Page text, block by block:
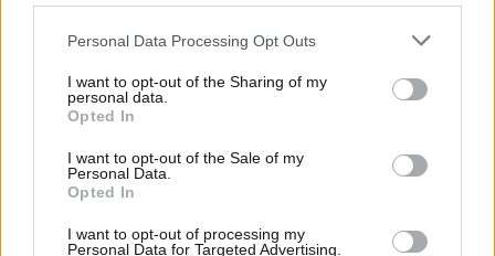
Please note that this website/app uses one or more Google
not limited to your visit or usage behaviour. You may click to
grant or deny consent to Google and its third-party tags to
use your data for below specified purposes in below Google
consent section.
Personal Data Processing Opt Outs
I want to opt-out of the Sharing of my
personal data.
Opted In
I want to opt-out of the Sale of my
Personal Data.
Opted In
I want to opt-out of processing my
Personal Data for Targeted Advertising.